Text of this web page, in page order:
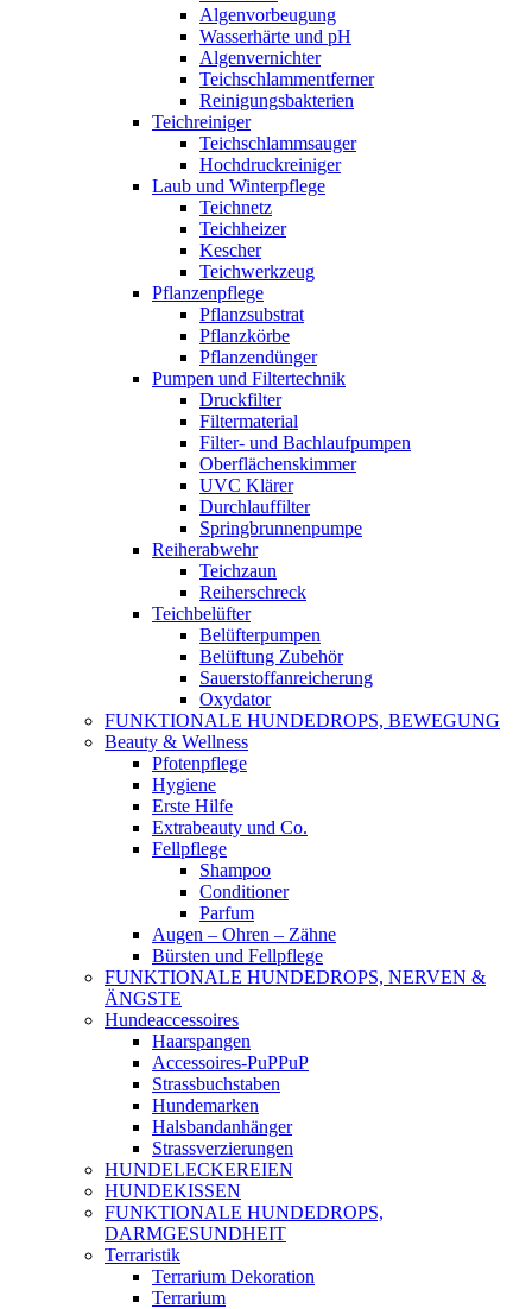
Algenvorbeugung
Wasserhärte und pH
Algenvernichter
Teichschlammentferner
Reinigungsbakterien
Teichreiniger
Teichschlammsauger
Hochdruckreiniger
Laub und Winterpflege
Teichnetz
Teichheizer
Kescher
Teichwerkzeug
Pflanzenpflege
Pflanzsubstrat
Pflanzkörbe
Pflanzendünger
Pumpen und Filtertechnik
Druckfilter
Filtermaterial
Filter- und Bachlaufpumpen
Oberflächenskimmer
UVC Klärer
Durchlauffilter
Springbrunnenpumpe
Reiherabwehr
Teichzaun
Reiherschreck
Teichbelüfter
Belüfterpumpen
Belüftung Zubehör
Sauerstoffanreicherung
Oxydator
FUNKTIONALE HUNDEDROPS, BEWEGUNG
Beauty & Wellness
Pfotenpflege
Hygiene
Erste Hilfe
Extrabeauty und Co.
Fellpflege
Shampoo
Conditioner
Parfum
Augen – Ohren – Zähne
Bürsten und Fellpflege
FUNKTIONALE HUNDEDROPS, NERVEN &
ÄNGSTE
Hundeaccessoires
Haarspangen
Accessoires-PuPPuP
Strassbuchstaben
Hundemarken
Halsbandanhänger
Strassverzierungen
HUNDELECKEREIEN
HUNDEKISSEN
FUNKTIONALE HUNDEDROPS,
DARMGESUNDHEIT
Terraristik
Terrarium Dekoration
Terrarium